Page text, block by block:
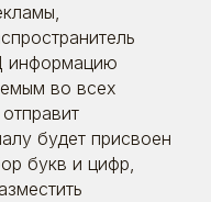
информацию
во всех
будет присвоен
букв и цифр,